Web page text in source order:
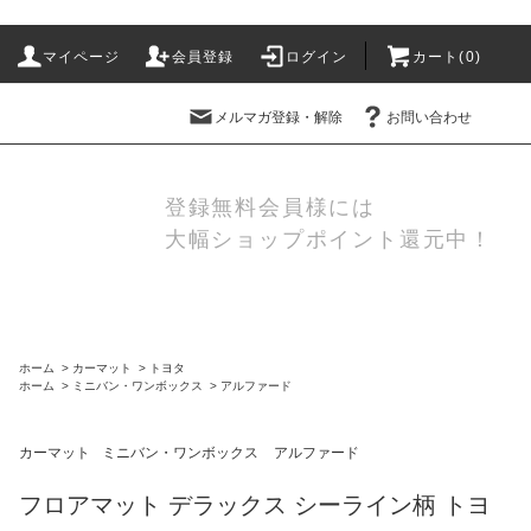
マイページ 会員登録 ログイン カート(0)
メルマガ登録・解除 お問い合わせ
登録無料会員様には
大幅ショップポイント還元中！
ホーム > カーマット > トヨタ
ホーム
> ミニバン・ワンボックス > アルファード
カーマット ミニバン・ワンボックス アルファード
フロアマット デラックス シーライン柄 トヨ